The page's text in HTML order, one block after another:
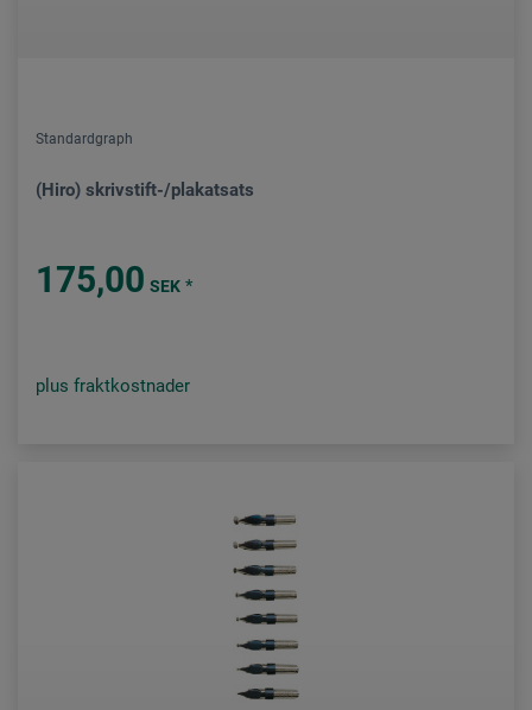
Standardgraph
(Hiro) skrivstift-/plakatsats
175,00 SEK *
plus fraktkostnader